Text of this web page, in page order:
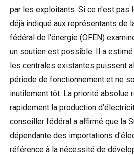
par les exploitants. Si ce n'est pas
déjà indiqué aux représentants de
fédéral de l'énergie (OFEN)
un soutien est possible. Il a
les centrales existantes puissent
période de fonctionnement et ne
inutilement tôt. La priorité absolue
rapidement la production
conseiller fédéral a affirmé que la
dépendante des importations
référence à la nécessité de